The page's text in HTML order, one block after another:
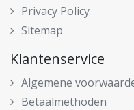
Privacy Policy
Sitemap
Klantenservice
Algemene
Betaalmethoden